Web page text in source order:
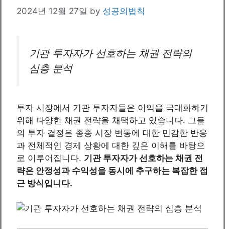
2024년 12월 27일 by 성공의법칙
기관 투자자가 선호하는 채권 전략의
심층 분석
투자 시장에서 기관 투자자들은 이익을 극대화하기
위해 다양한 채권 전략을 채택하고 있습니다. 그들
의 투자 결정은 종종 시장 변동에 대한 민감한 반응
과 전체적인 경제 상황에 대한 깊은 이해를 바탕으
로 이루어집니다. 기관 투자자가 선호하는 채권 전
략은 안정성과 수익성을 동시에 추구하는 복잡한 접
근 방식입니다.